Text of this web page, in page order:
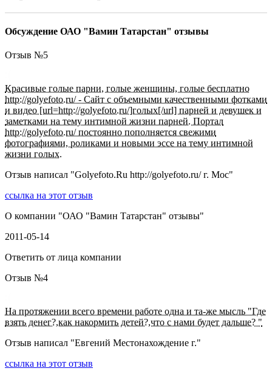
Обсуждение ОАО "Вамин Татарстан" отзывы
Отзыв №5
Красивые голые парни, голые женщины, голые бесплатно
http://golyefoto.ru/ - Сайт с объемными качественными фотками
и видео [url=http://golyefoto.ru/]голых[/url] парней и девушек и
заметками на тему интимной жизни парней. Портал
http://golyefoto.ru/ постоянно пополняется свежими
фотографиями, роликами и новыми эссе на тему интимной
жизни голых.
Отзыв написал "Golyefoto.Ru http://golyefoto.ru/ г. Мос"
ссылка на этот отзыв
О компании "ОАО "Вамин Татарстан" отзывы"
2011-05-14
Ответить от лица компании
Отзыв №4
На протяжении всего времени работе одна и та-же мысль "Где
взять денег?,как накормить детей?,что с нами будет дальше? "
Отзыв написал "Евгений Местонахождение г."
ссылка на этот отзыв